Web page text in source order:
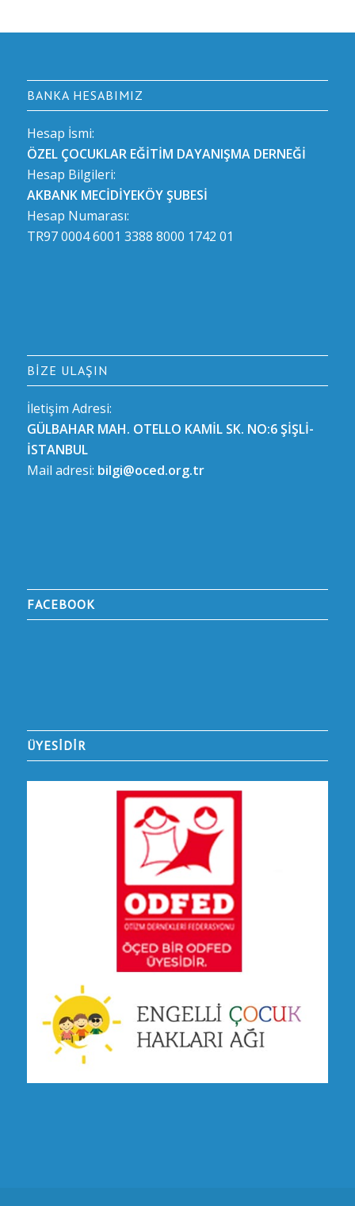
BANKA HESABIMIZ
Hesap İsmi:
ÖZEL ÇOCUKLAR EĞİTİM DAYANIŞMA DERNEĞİ
Hesap Bilgileri:
AKBANK MECİDİYEKÖY ŞUBESİ
Hesap Numarası:
TR97 0004 6001 3388 8000 1742 01
BIZE ULAŞIN
İletişim Adresi:
GÜLBAHAR MAH. OTELLO KAMİL SK. NO:6 ŞİŞLİ-
İSTANBUL
Mail adresi: bilgi@oced.org.tr
FACEBOOK
ÜYESİDİR